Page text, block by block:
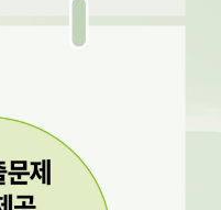
기 기본서
실기 기본서